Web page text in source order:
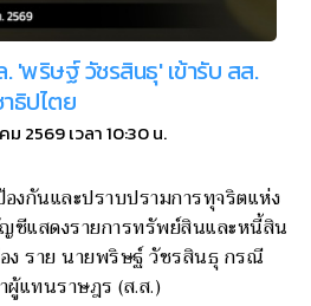
'พริษฐ์ วัชรสินธุ' เข้ารับ สส.
ธิปไตย
2569 เวลา 10:30 น.
งกันและปราบปรามการทุจริตแห่ง
ชีแสดงรายการทรัพย์สินและหนี้สิน
อง ราย นายพริษฐ์ วัชรสินธุ กรณี
ผู้แทนราษฎร (ส.ส.)